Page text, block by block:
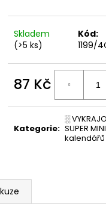
Skladem
(>5 ks)
Kód:
1199/
87 Kč
cena:
Kategorie:
░
SUPER
kalendářů